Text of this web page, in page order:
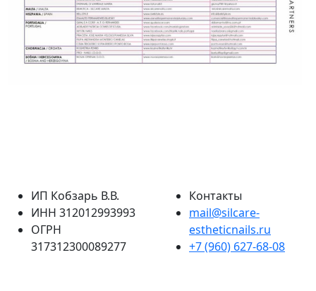
ИП Кобзарь В.В.
ИНН 312012993993
ОГРН
317312300089277
Контакты
mail@silcare-
estheticnails.ru
+7 (960) 627-68-08